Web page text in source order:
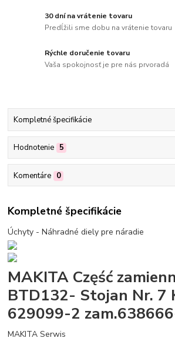
30 dní na vrátenie tovaru
Predĺžili sme dobu na vrátenie tovaru
Rýchle doručenie tovaru
Vaša spokojnosť je pre nás prvoradá
Kompletné špecifikácie
Hodnotenie 5
Komentáre 0
Kompletné špecifikácie
Úchyty - Náhradné diely pre náradie
MAKITA Część
BTD132- Stojan Nr. 7
629099-2
MAKITA Serwis